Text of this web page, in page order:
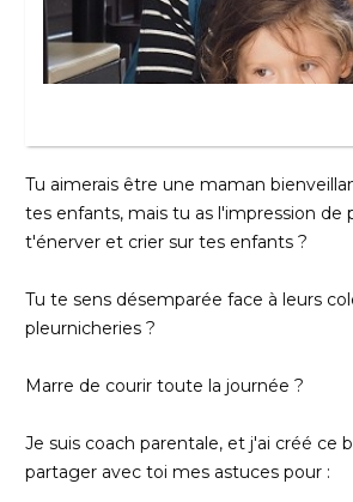
Tu aimerais être une maman
tes enfants, mais tu as l'impression de
t'énerver et crier sur tes enfants ?
Tu te sens désemparée face à leurs
pleurnicheries ?
Marre de courir toute la journée ?
Je suis coach parentale, et j'ai créé ce
partager avec toi mes astuces pour :